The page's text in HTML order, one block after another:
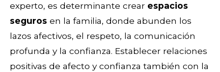
experto, es determinante crear espacios
seguros en la familia, donde abunden los
lazos afectivos, el respeto, la comunicación
profunda y la confianza. Establecer relaciones
positivas de afecto y confianza también con la